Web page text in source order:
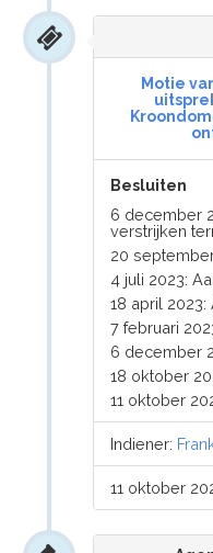
Motie
Besluiten
6 december
verstrijken
20
4 juli 2023:
18 april 2023:
7 februari
6 december
18 oktober
11 oktober
Indiener:
11 oktober